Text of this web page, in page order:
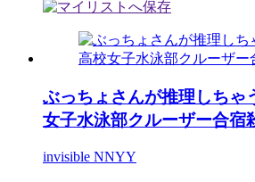
ぶっちょさんが推理しちゃ
女子水泳部クルーザー合宿
invisible NNYY